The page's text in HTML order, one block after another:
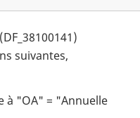
suivantes,
à "OA" = "Annuelle